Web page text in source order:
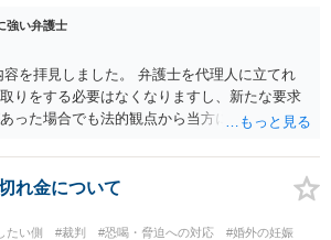
強い弁護士
を拝見しました。 弁護士を代理人に立てれ
りをする必要はなくなりますし、新たな要求
った場合でも法的観点から当方に支払うべき
はご自身で対応していくことになります。 こ
ためには、合意内容を書面しておくことで
ては、合意事項以外には貸し借りが無いことを
）をきちんと盛り込んでおくことです。 お金
れ金について
たい側 #裁判 #恐喝・脅迫への対応
#婚外の妊娠